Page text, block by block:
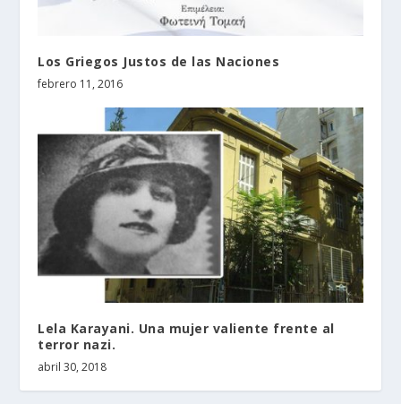
Los Griegos Justos de las Naciones
febrero 11, 2016
Lela Karayani. Una mujer valiente frente al
terror nazi.
abril 30, 2018